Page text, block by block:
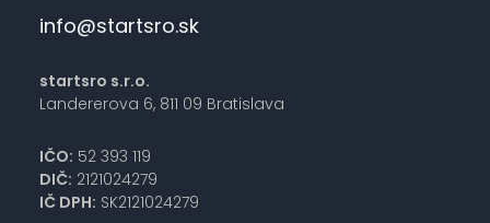
info@startsro.sk
startsro s.r.o.
Landererova 6, 811 09 Bratislava
IČO: 52 393 119
DIČ: 2121024279
IČ DPH: SK2121024279